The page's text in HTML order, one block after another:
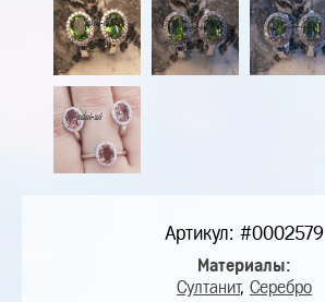
Артикул: #0002579
Материалы:
Султанит, Серебро